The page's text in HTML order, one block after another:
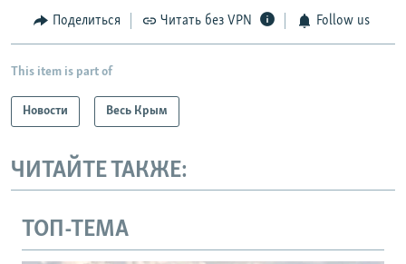
Поделиться Читать без VPN Follow us
This item is part of
Новости Весь Крым
ЧИТАЙТЕ ТАКЖЕ:
ТОП-ТЕМА